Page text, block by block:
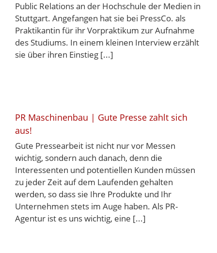
Public Relations an der Hochschule der Medien in
Stuttgart. Angefangen hat sie bei PressCo. als
Praktikantin für ihr Vorpraktikum zur Aufnahme
des Studiums. In einem kleinen Interview erzählt
sie über ihren Einstieg [...]
PR Maschinenbau | Gute Presse zahlt sich
aus!
Gute Pressearbeit ist nicht nur vor Messen
wichtig, sondern auch danach, denn die
Interessenten und potentiellen Kunden müssen
zu jeder Zeit auf dem Laufenden gehalten
werden, so dass sie Ihre Produkte und Ihr
Unternehmen stets im Auge haben. Als PR-
Agentur ist es uns wichtig, eine [...]